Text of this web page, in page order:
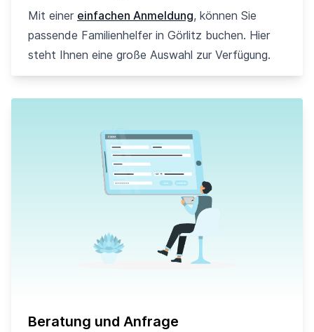
Mit einer einfachen Anmeldung, können Sie
passende Familienhelfer in Görlitz buchen. Hier
steht Ihnen eine große Auswahl zur Verfügung.
Beratung und Anfrage